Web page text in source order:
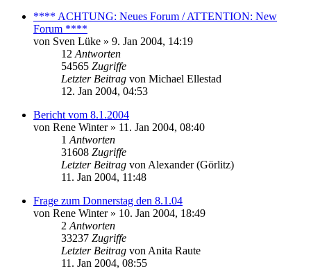
**** ACHTUNG: Neues Forum / ATTENTION: New
Forum ****
von Sven Lüke » 9. Jan 2004, 14:19
12 Antworten
54565 Zugriffe
Letzter Beitrag von Michael Ellestad
12. Jan 2004, 04:53
Bericht vom 8.1.2004
von Rene Winter» 11. Jan 2004, 08:40
1 Antworten
31608 Zugriffe
Letzter Beitrag von Alexander (Görlitz)
11. Jan 2004, 11:48
Frage zum Donnerstag den 8.1.04
von Rene Winter» 10. Jan 2004, 18:49
2 Antworten
33237 Zugriffe
Letzter Beitrag von Anita Raute
11. Jan 2004, 08:55